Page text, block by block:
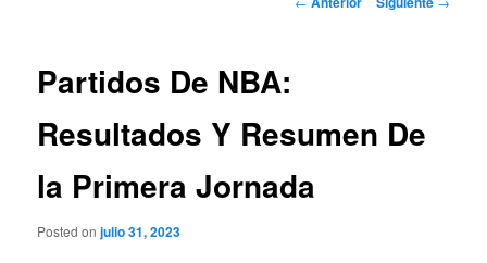
Partidos De NBA:
Resultados Y Resumen De
la Primera Jornada
Posted onjulio 31, 2023